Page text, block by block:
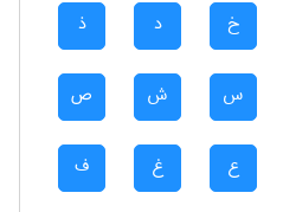
خ د ذ
س ش ص
ع غ ف